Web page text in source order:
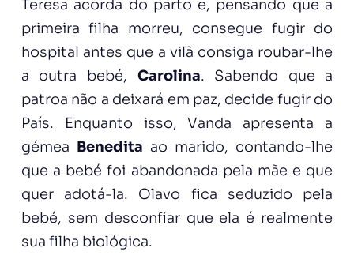
Teresa acorda do parto e, pensando que a
primeira filha morreu, consegue fugir do
hospital antes que a vilã consiga roubar-lhe
a outra bebé, Carolina. Sabendo que a
patroa não a deixará em paz, decide fugir do
País. Enquanto isso, Vanda apresenta a
gémea Benedita ao marido, contando-lhe
que a bebé foi abandonada pela mãe e que
quer adotá-la. Olavo fica seduzido pela
bebé, sem desconfiar que ela é realmente
sua filha biológica.